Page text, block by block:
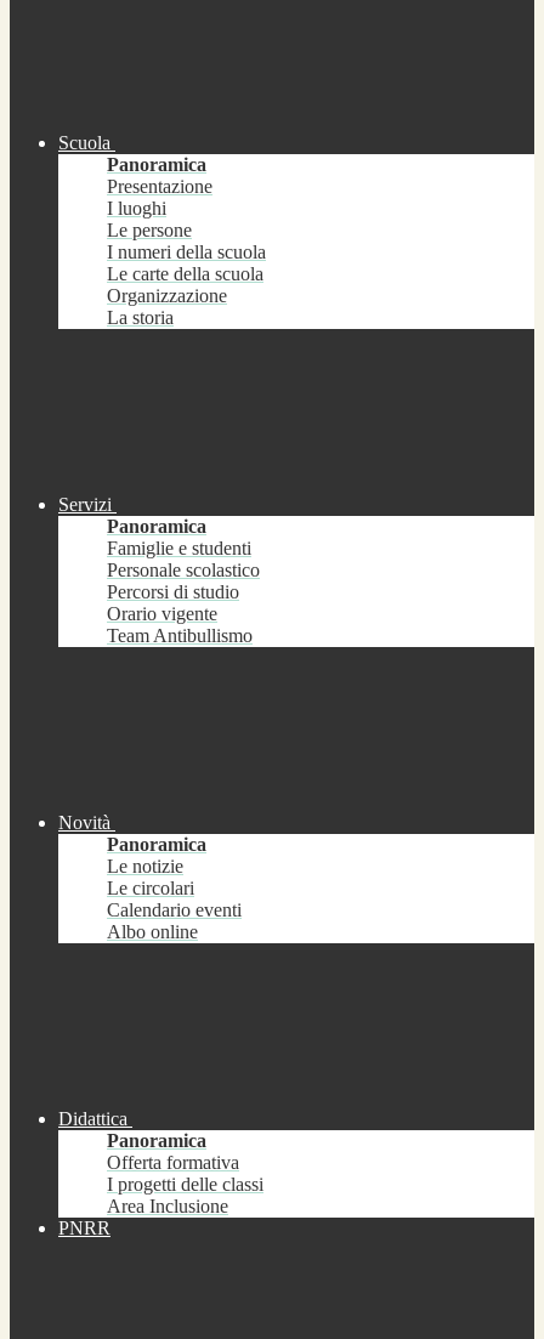
Scuola
Panoramica
Presentazione
I luoghi
Le persone
I numeri della scuola
Le carte della scuola
Organizzazione
La storia
Servizi
Panoramica
Famiglie e studenti
Personale scolastico
Percorsi di studio
Orario vigente
Team Antibullismo
Novità
Panoramica
Le notizie
Le circolari
Calendario eventi
Albo online
Didattica
Panoramica
Offerta formativa
I progetti delle classi
Area Inclusione
PNRR